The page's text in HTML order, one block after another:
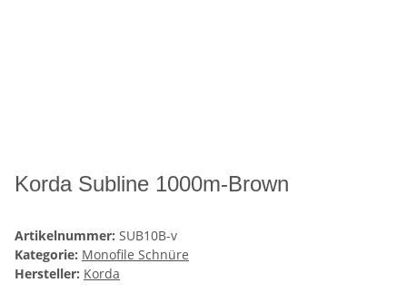
Korda Subline 1000m-Brown
Artikelnummer: SUB10B-v
Kategorie: Monofile Schnüre
Hersteller: Korda